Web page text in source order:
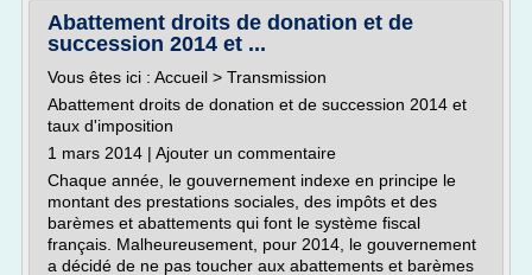
Abattement droits de donation et de
succession 2014 et ...
Vous êtes ici : Accueil > Transmission
Abattement droits de donation et de succession 2014 et
taux d'imposition
1 mars 2014 | Ajouter un commentaire
Chaque année, le gouvernement indexe en principe le
montant des prestations sociales, des impôts et des
barèmes et abattements qui font le système fiscal
français. Malheureusement, pour 2014, le gouvernement
a décidé de ne pas toucher aux abattements et barèmes